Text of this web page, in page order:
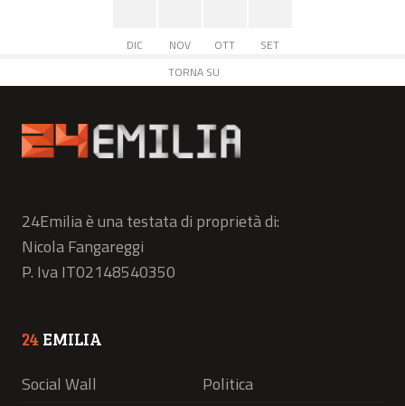
DIC NOV OTT
SET
TORNA SU
24Emilia è una testata di proprietà di:
Nicola Fangareggi
P. Iva IT02148540350
24 EMILIA
Social Wall
Politica